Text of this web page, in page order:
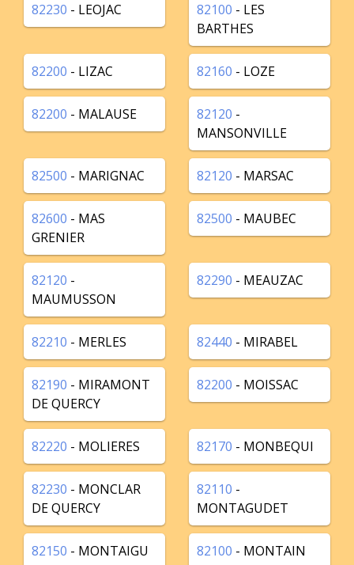
82230 - LEOJAC 82100 - LES
BARTHES
82200 - LIZAC 82160 - LOZE
82200 - MALAUSE 82120 -
MANSONVILLE
82500 - MARIGNAC 82120 - MARSAC
82600 - MAS
GRENIER
82500 - MAUBEC
82120 -
MAUMUSSON
82290 - MEAUZAC
82210 - MERLES 82440 - MIRABEL
82190 - MIRAMONT
DE QUERCY
82200 - MOISSAC
82220 - MOLIERES 82170 - MONBEQUI
82230 - MONCLAR
DE QUERCY
82110 -
MONTAGUDET
82150 - MONTAIGU
82100 - MONTAIN